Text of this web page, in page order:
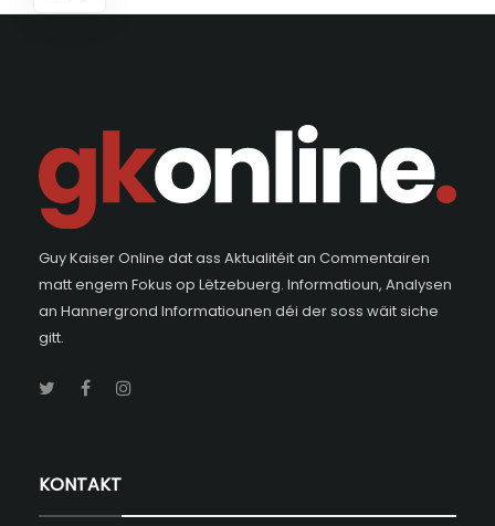
Guy Kaiser Online dat ass Aktualitéit an Commentairen
matt engem Fokus op Lëtzebuerg. Informatioun, Analysen
an Hannergrond Informatiounen déi der soss wäit siche
gitt.
KONTAKT